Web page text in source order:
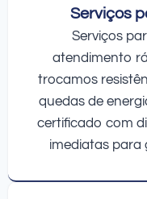
Serviços
Serviços
atendimento
trocamos
quedas de
certificado com
imediatas para